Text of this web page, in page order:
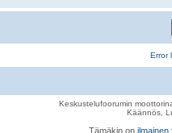
Error
Keskustelufoorumin
Käännös,
Tämäkin on ilmainen